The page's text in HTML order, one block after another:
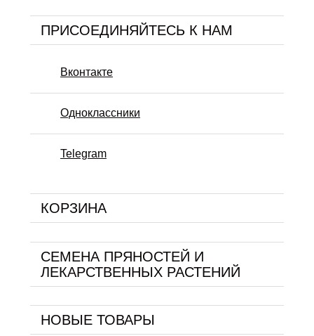
ПРИСОЕДИНЯЙТЕСЬ К НАМ
Вконтакте
Одноклассники
Telegram
КОРЗИНА
СЕМЕНА ПРЯНОСТЕЙ И
ЛЕКАРСТВЕННЫХ РАСТЕНИЙ
НОВЫЕ ТОВАРЫ